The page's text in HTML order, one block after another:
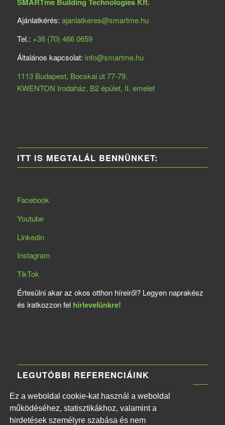
Ez a weboldal cookie-kat használ a weboldal
működéséhez, statisztikákhoz, valamint a
hirdetések személyre szabása és nem
Ajánlatkérés: ajanlatkeres@smartme.hu
Tel.: +36 (70) 466 0659
Általános kapcsolat: info@smartme.hu
1113 Budapest, Bocskai út 77-79.
KWENTON Irodaház, B2 épület, II. emelet
ITT IS MEGTALÁL BENNÜNKET:
Facebook
Youtube
Linkedin
Instagram
TikTok
Értesülni akar az okos otthon híreiről? Legyen naprakész
és iratkozzon fel hírlevelünkre!
LEGUTÓBBI REFERENCIÁINK
MTVA Központi Irodaház
2026-06-11 - 13:30